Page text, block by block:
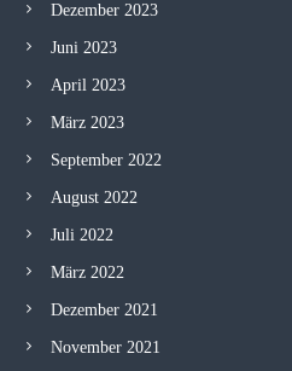
Dezember 2023
Juni 2023
April 2023
März 2023
September 2022
August 2022
Juli 2022
März 2022
Dezember 2021
November 2021